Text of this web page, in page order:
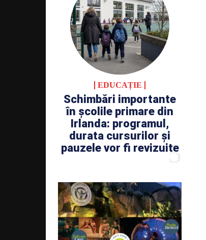
EDUCAȚIE
Schimbări importante
în școlile primare din
Irlanda: programul,
durata cursurilor și
pauzele vor fi revizuite